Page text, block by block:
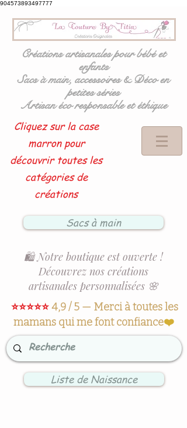
904573893497777
Créations artisanales pour bébé et
enfants
Sacs à main, accessoires & Déco en
petites séries
Artisan éco responsable et éthique
Cliquez sur la case
marron pour
découvrir toutes les
catégories de
créations
Sacs à main
🛍️ Notre boutique est ouverte !
Découvrez nos créations
artisanales personnalisées 🌸
⭐⭐⭐⭐⭐4,9 / 5 — Merci à toutes les
mamans qui me font confiance❤️
Liste de Naissance